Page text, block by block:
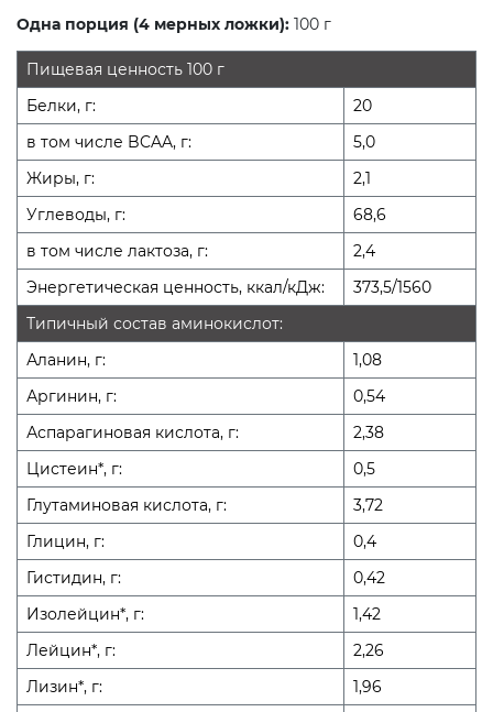
Одна порция (4 мерных ложки): 100 г
Пищевая ценность 100 г
Белки, г:
20
в том числе BCAA, г:
5,0
Жиры, г:
2,1
Углеводы, г:
68,6
в том числе лактоза, г:
2,4
Энергетическая ценность, ккал/кДж:
373,5/1560
Типичный состав аминокислот:
Аланин, г:
1,08
Аргинин, г:
0,54
Аспарагиновая кислота, г:
2,38
Цистеин*, г:
0,5
Глутаминовая кислота, г:
3,72
Глицин, г:
0,4
Гистидин, г:
0,42
Изолейцин*, г:
1,42
Лейцин*, г:
2,26
Лизин*, г:
1,96